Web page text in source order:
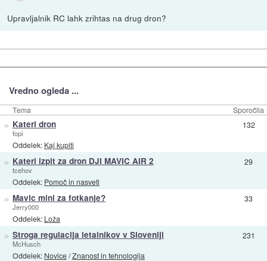
Upravljalnik RC lahk zrihtas na drug dron?
Vredno ogleda ...
Tema Sporočila
» Kateri dron
fopi
Oddelek: Kaj kupiti
132
» Kateri izpit za dron DJI MAVIC AIR 2
tcehov
Oddelek: Pomoč in nasveti
29
» Mavic mini za fotkanje?
Jerry000
Oddelek: Loža
33
» Stroga regulacija letalnikov v Sloveniji
McHusch
Oddelek: Novice/Znanost in tehnologija
231